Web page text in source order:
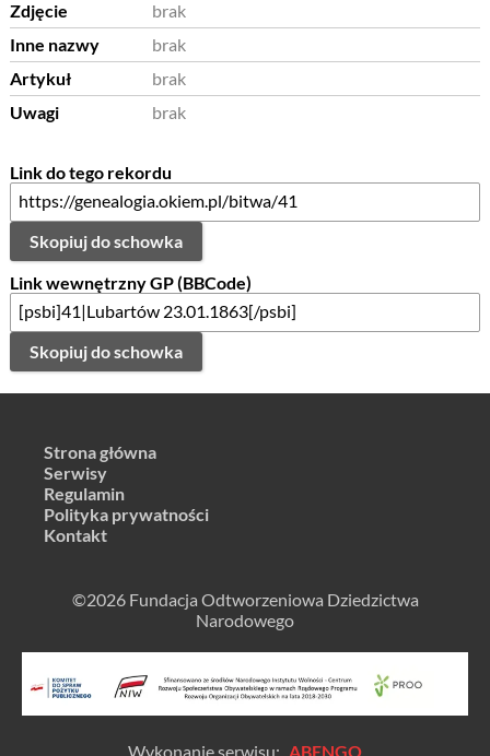
Zdjęcie
brak
Inne nazwy
brak
Artykuł
brak
Uwagi
brak
Link do tego rekordu
Skopiuj do schowka
Link wewnętrzny GP (BBCode)
Skopiuj do schowka
Strona główna
Serwisy
Regulamin
Polityka prywatności
Kontakt
©2026 Fundacja Odtworzeniowa Dziedzictwa
Narodowego
Wykonanie serwisu: ABENGO